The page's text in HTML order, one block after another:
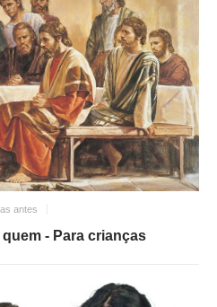
antes
- Para crianças